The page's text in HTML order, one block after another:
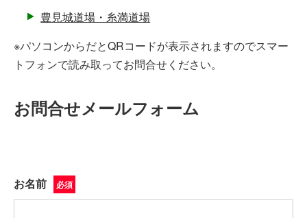
豊見城道場・糸満道場
※パソコンからだとQRコードが表示されますのでスマー
トフォンで読み取ってお問合せください。
お問合せメールフォーム
お名前 必須